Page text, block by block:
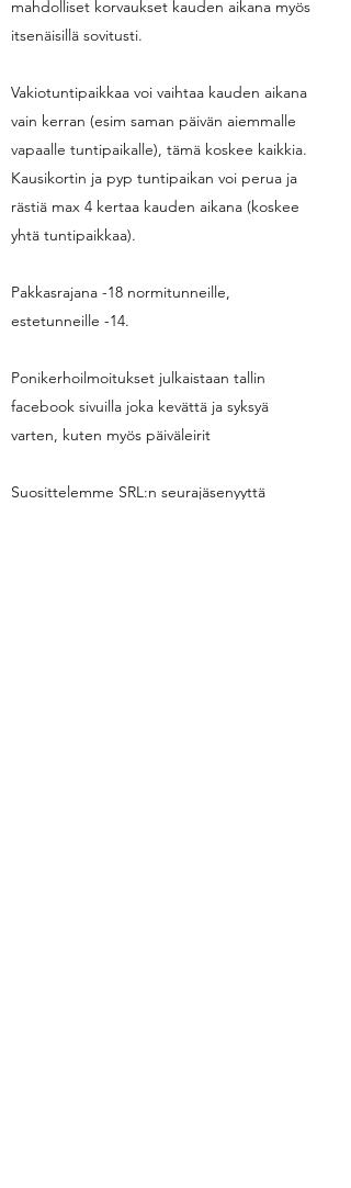
mahdolliset korvaukset kauden aikana myös
itsenäisillä sovitusti.
Vakiotuntipaikkaa voi vaihtaa kauden aikana
vain kerran (esim saman päivän aiemmalle
vapaalle tuntipaikalle), tämä koskee kaikkia.
Kausikortin ja pyp tuntipaikan voi perua ja
rästiä max 4 kertaa kauden aikana (koskee
yhtä tuntipaikkaa).
Pakkasrajana -18 normitunneille,
estetunneille -14.
Ponikerhoilmoitukset julkaistaan tallin
facebook sivuilla joka kevättä ja syksyä
varten, kuten myös päiväleirit
Suosittelemme SRL:n seurajäsenyyttä